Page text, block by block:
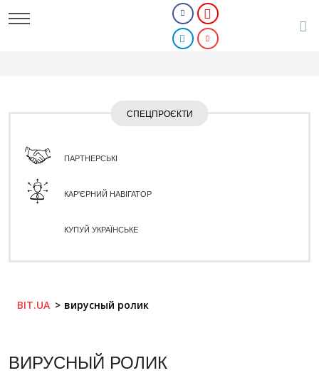
СПЕЦПРОЄКТИ
ПАРТНЕРСЬКІ
КАР'ЄРНИЙ НАВІГАТОР
КУПУЙ УКРАЇНСЬКЕ
BIT.UA вирусный ролик
ВИРУСНЫЙ РОЛИК